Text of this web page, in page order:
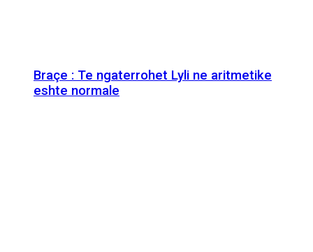
Braçe : Te ngaterrohet Lyli ne aritmetike
eshte normale